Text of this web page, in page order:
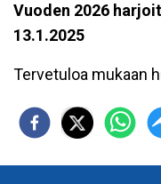
Vuoden 2026
13.1.2025
Tervetuloa mukaan